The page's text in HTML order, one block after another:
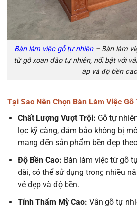
Bàn làm việc gỗ tự nhiên– Bàn làm
từ gỗ xoan đào tự nhiên, nổi bật với
áp và độ bền
Tại Sao Nên Chọn Bàn Làm Việc Gỗ
Chất Lượng Vượt Trội: Gỗ tự
lọc kỹ càng, đảm bảo không bị
mang đến sản phẩm bền đẹp
Độ Bền Cao: Bàn làm việc từ gỗ
dài, có thể sử dụng trong nhiều
vẻ đẹp và độ bền.
Tính Thẩm Mỹ Cao: Vân gỗ tự